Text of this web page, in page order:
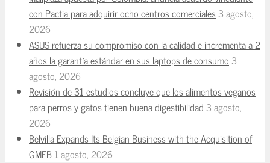
con Pactia para adquirir ocho centros comerciales3 agosto,
2026
ASUS refuerza su compromiso con la calidad e incrementa a 2
años la garantía estándar en sus laptops de consumo 3
agosto, 2026
Revisión de 31 estudios concluye que los alimentos veganos
para perros y gatos tienen buena digestibilidad 3 agosto,
2026
Belvilla Expands Its Belgian Business with the Acquisition of
GMFB1 agosto, 2026